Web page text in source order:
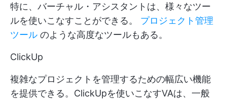
特に、バーチャル・アシスタントは、様々なツー
ルを使いこなすことができる。 プロジェクト管理
ツール のような高度なツールもある。
ClickUp
複雑なプロジェクトを管理するための幅広い機能
を提供できる。ClickUpを使いこなすVAは、一般